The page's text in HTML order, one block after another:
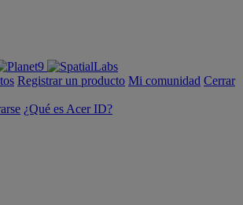
Registrar un producto Mi comunidad Cerrar
¿Qué es Acer ID?